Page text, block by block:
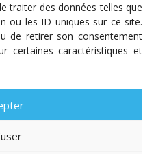
traiter des données telles que
ou les ID uniques sur ce site.
de retirer son consentement
certaines caractéristiques et
ET GRILLE DES PROGRAMMES
LÉGALES
RÉAL.